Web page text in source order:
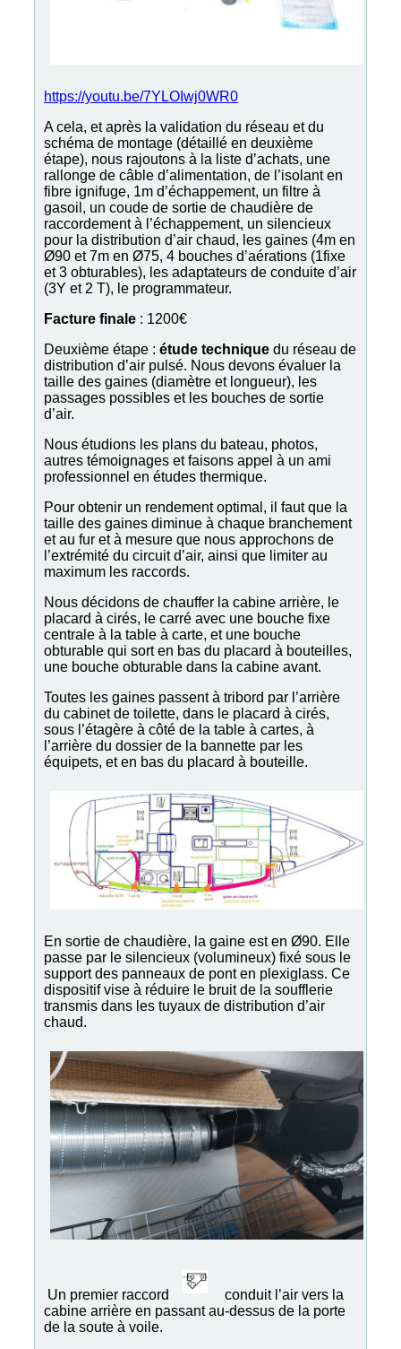
https://youtu.be/7YLOIwj0WR0
A cela, et après la validation du réseau et du
schéma de montage (détaillé en deuxième
étape), nous rajoutons à la liste d’achats, une
rallonge de câble d’alimentation, de l’isolant en
fibre ignifuge, 1m d’échappement, un filtre à
gasoil, un coude de sortie de chaudière de
raccordement à l’échappement, un silencieux
pour la distribution d’air chaud, les gaines (4m en
Ø90 et 7m en Ø75, 4 bouches d’aérations (1fixe
et 3 obturables), les adaptateurs de conduite d’air
(3Y et 2 T), le programmateur.
Facture finale : 1200€
Deuxième étape : étude technique du réseau de
distribution d’air pulsé. Nous devons évaluer la
taille des gaines (diamètre et longueur), les
passages possibles et les bouches de sortie
d’air.
Nous étudions les plans du bateau, photos,
autres témoignages et faisons appel à un ami
professionnel en études thermique.
Pour obtenir un rendement optimal, il faut que la
taille des gaines diminue à chaque branchement
et au fur et à mesure que nous approchons de
l’extrémité du circuit d’air, ainsi que limiter au
maximum les raccords.
Nous décidons de chauffer la cabine arrière, le
placard à cirés, le carré avec une bouche fixe
centrale à la table à carte, et une bouche
obturable qui sort en bas du placard à bouteilles,
une bouche obturable dans la cabine avant.
Toutes les gaines passent à tribord par l’arrière
du cabinet de toilette, dans le placard à cirés,
sous l’étagère à côté de la table à cartes, à
l’arrière du dossier de la bannette par les
équipets, et en bas du placard à bouteille.
En sortie de chaudière, la gaine est en Ø90. Elle
passe par le silencieux (volumineux) fixé sous le
support des panneaux de pont en plexiglass. Ce
dispositif vise à réduire le bruit de la soufflerie
transmis dans les tuyaux de distribution d’air
chaud.
Un premier raccord
conduit l’air vers la
cabine arrière en passant au-dessus de la porte
de la soute à voile.